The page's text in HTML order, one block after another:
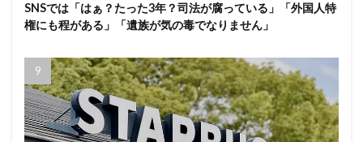
SNSでは「はぁ？たった3年？司法が腐っている」「外国人特
権にも程がある」「遺族が気の毒でなりません」